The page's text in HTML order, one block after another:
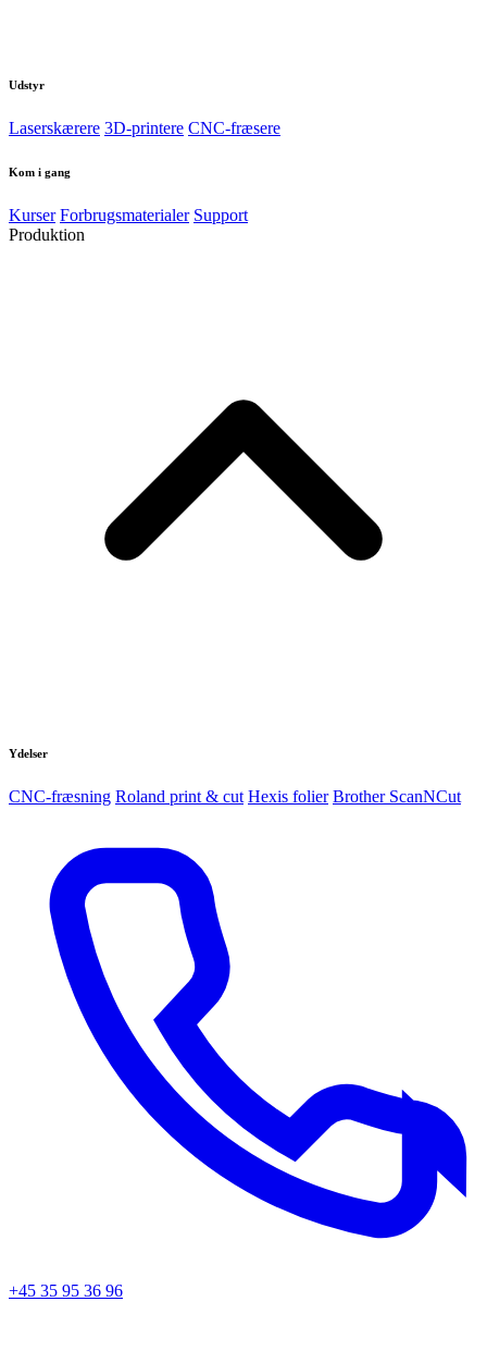
Udstyr
Laserskærere 3D-printere CNC-fræsere
Kom i gang
Kurser Forbrugsmaterialer Support
Produktion
Ydelser
CNC-fræsning Roland print & cut Hexis folier Brother ScanNCut
+45 35 95 36 96